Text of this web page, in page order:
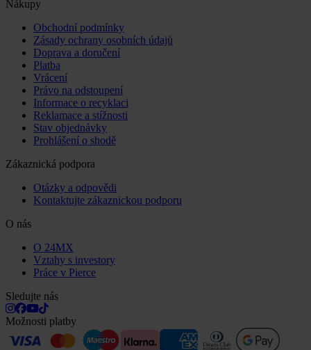
Nákupy
Obchodní podmínky
Zásady ochrany osobních údajů
Doprava a doručení
Platba
Vrácení
Právo na odstoupení
Informace o recyklaci
Reklamace a stížnosti
Stav objednávky
Prohlášení o shodě
Zákaznická podpora
Otázky a odpovědi
Kontaktujte zákaznickou podporu
O nás
O 24MX
Vztahy s investory
Práce v Pierce
Sledujte nás
Možnosti platby